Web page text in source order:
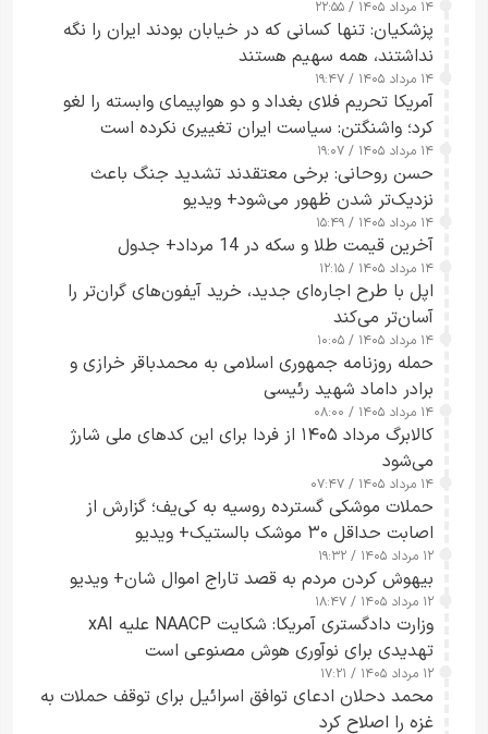
۱۴ مرداد ۱۴۰۵ / ۲۲:۵۵
پزشکیان: تنها کسانی که در خیابان بودند ایران را نگه
نداشتند، همه سهیم هستند
۱۴ مرداد ۱۴۰۵ / ۱۹:۴۷
آمریکا تحریم فلای بغداد و دو هواپیمای وابسته را لغو
کرد؛ واشنگتن: سیاست ایران تغییری نکرده است
۱۴ مرداد ۱۴۰۵ / ۱۹:۰۷
حسن روحانی: برخی معتقدند تشدید جنگ باعث
نزدیک‌تر شدن ظهور می‌شود+ ویدیو
۱۴ مرداد ۱۴۰۵ / ۱۵:۴۹
آخرین قیمت طلا و سکه در 14 مرداد+ جدول
۱۴ مرداد ۱۴۰۵ / ۱۲:۱۵
اپل با طرح اجاره‌ای جدید، خرید آیفون‌های گران‌تر را
آسان‌تر می‌کند
۱۴ مرداد ۱۴۰۵ / ۱۰:۰۵
حمله روزنامه جمهوری اسلامی به محمدباقر خرازی و
برادر داماد شهید رئیسی
۱۴ مرداد ۱۴۰۵ / ۰۸:۰۰
کالابرگ مرداد ۱۴۰۵ از فردا برای این کدهای ملی شارژ
می‌شود
۱۴ مرداد ۱۴۰۵ / ۰۷:۴۷
حملات موشکی گسترده روسیه به کی‌یف؛ گزارش از
اصابت حداقل ۳۰ موشک بالستیک+ ویدیو
۱۲ مرداد ۱۴۰۵ / ۱۹:۳۲
بیهوش کردن مردم به قصد تاراج اموال شان+ ویدیو
۱۲ مرداد ۱۴۰۵ / ۱۸:۴۷
وزارت دادگستری آمریکا: شکایت NAACP علیه xAI
تهدیدی برای نوآوری هوش مصنوعی است
۱۲ مرداد ۱۴۰۵ / ۱۷:۲۱
محمد دحلان ادعای توافق اسرائیل برای توقف حملات به
غزه را اصلاح کرد